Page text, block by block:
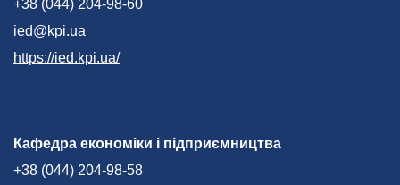
+38 (044) 204-98-60
ied@kpi.ua
https://ied.kpi.ua/
Кафедра економіки і підприємництва
+38 (044) 204-98-58